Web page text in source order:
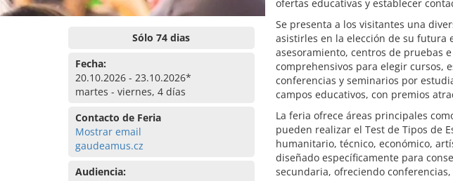
Sólo 74 dias
Fecha:
20.10.2026 - 23.10.2026*
martes - viernes, 4 días
Contacto de Feria
Mostrar email
gaudeamus.cz
Audiencia:
ofertas educativas y establecer
Se presenta a los visitantes una
asistirles en la elección de su futura
asesoramiento, centros de pruebas
comprehensivos para elegir cursos,
conferencias y seminarios por
campos educativos, con premios
La feria ofrece áreas principales
pueden realizar el Test de Tipos de
humanitario, técnico, económico,
diseñado específicamente para
secundaria, ofreciendo